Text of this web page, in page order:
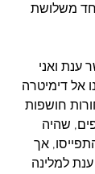
אחד משלושת
ענת ואני
אל דימיטרה
חושפות
שהיה
אך
ענת למלינה